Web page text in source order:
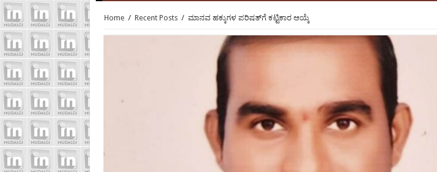
Home / Recent Posts / ಮಾನವ ಹಕ್ಕುಗಳ ಪರಿಷತ್‍ಗೆ ಕಟ್ಟಿಕಾರ ಆಯ್ಕೆ